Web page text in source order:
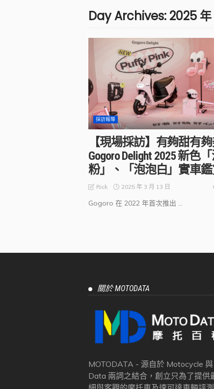
Day Archives: 2025 年
採訪報導
【現場採訪】有夠甜有夠
Gogoro Delight 2025 新色
粉」、「泡泡白」實車鑑
Rick 2025 年 3 月 13 日
Gogoro 在 2022 年首次推出 ...
關於 MOTODATA
MOTODATA - 源自於 Motocycle 與
Data 兩詞之結合，創立只為了提供